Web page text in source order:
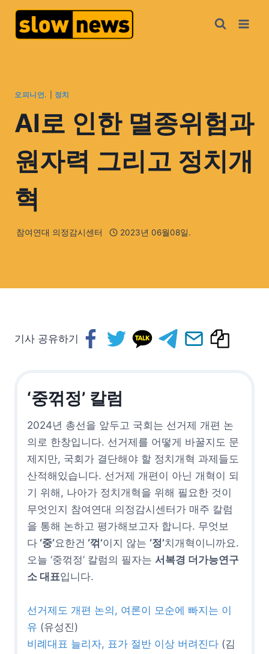
오피니언. 정치
AI로 인한 멸종위험과
원자력 그리고 정치개
혁
참여연대 의정감시센터 2023년 06월08일.
기사 공유하기
‘중꺾정’ 칼럼
2024년 총선을 앞두고 국회는 선거제 개편 논
의로 한창입니다. 선거제를 어떻게 바꿀지도 문
제지만, 국회가 결단해야 할 정치개혁 과제들도
산적해있습니다. 선거제 개편이 아닌 개혁이 되
기 위해, 나아가 정치개혁을 위해 필요한 것이
무엇인지 참여연대 의정감시센터가 매주 칼럼
을 통해 논하고 평가해보고자 합니다. 무엇보
다 ‘중’요한건 ‘꺾’이지 않는 ‘정’치개혁이니까요.
오늘 ‘중꺾정’ 칼럼의 필자는 서복경 더가능연구
소 대표입니다.
선거제도 개편 논의, 여론이 모순에 빠지는 이
유 (유성진)
비례대표 늘리자, 표가 절반 이상 버려진다 (김